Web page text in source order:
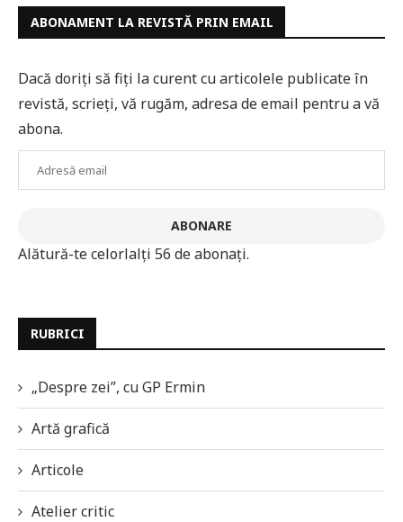
ABONAMENT LA REVISTĂ PRIN EMAIL
Dacă doriți să fiți la curent cu articolele publicate în
revistă, scrieți, vă rugăm, adresa de email pentru a vă
abona.
ABONARE
Alătură-te celorlalți 56 de abonați.
RUBRICI
„Despre zei”, cu GP Ermin
Artă grafică
Articole
Atelier critic